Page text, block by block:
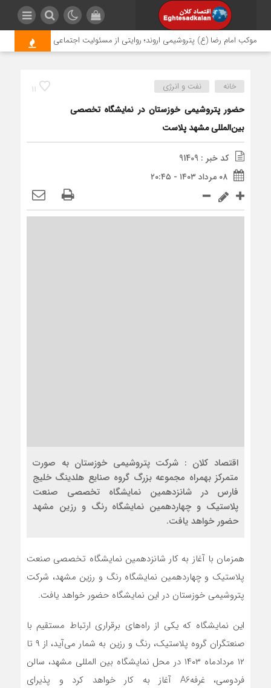
امام رضا (ع) پتروشیمی اروند؛ روایتی از مسئولیت اجتماعی در مسیر اربعین
11 خانه نفت و انرژی
حضور پتروشیمی خوزستان در نمایشگاه تخصصی
بین‌المللی مشهد پلاست
کد خبر : 91409
۰۸ مرداد ۱۴۰۳ - ۲۰:۴۵
اقتصاد کلان : شرکت پتروشیمی خوزستان به صورت
متمرکز بهمراه مجموعه بزرگ گروه صنایع هلدینگ خلیج
فارس در شانزدهمین نمایشگاه تخصصی صنعت
پلاستیک و چهاردهمین نمایشگاه رنگ و رزین مشهد
حضور خواهد یافت.
همزمان با آغاز به کار شانزدهمین نمایشگاه تخصصی صنعت
پلاستیک و چهاردهمین نمایشگاه رنگ و رزین مشهد، شرکت
پتروشیمی خوزستان در این نمایشگاه حضور خواهد یافت.
این نمایشگاه که یکی از راه‌های برقراری ارتباط مستقیم با
صنعتگران گروه پلاستیک، رنگ و رزین به شمار می‌آید، از ۹ تا
۱۲ مردادماه ۱۴۰۳ در محل نمایشگاه بین المللی مشهد، سالن
فردوسی، غرفهA6 آغاز به کار خواهد کرد و پذیرای